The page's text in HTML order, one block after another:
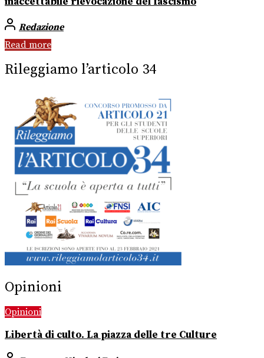
Redazione
Read more
Rileggiamo l’articolo 34
Opinioni
Opinioni
Libertà di culto. La piazza delle tre Culture